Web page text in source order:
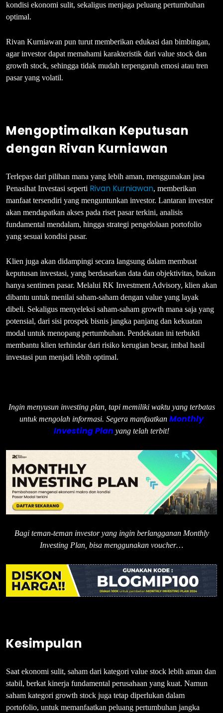
kondisi ekonomi sulit, sekaligus menjaga peluang pertumbuhan
optimal.
Rivan Kurniawan pun turut memberikan edukasi dan bimbingan,
agar investor dapat memahami karakteristik dari value stock dan
growth stock, sehingga tidak mudah terpengaruh emosi atau tren
pasar yang volatil.
Mengoptimalkan Keputusan
dengan Rivan Kurniawan
Terlepas dari pilihan mana yang lebih aman, menggunakan jasa
Penasihat Investasi seperti Rivan Kurniawan, memberikan
manfaat tersendiri yang menguntunkan investor. Lantaran investor
akan mendapatkan akses pada riset pasar terkini, analisis
fundamental mendalam, hingga strategi pengelolaan portofolio
yang sesuai kondisi pasar.
Klien juga akan didampingi secara langsung dalam membuat
keputusan investasi, yang berdasarkan data dan objektivitas, bukan
hanya sentimen pasar. Melalui RK Investment Advisory, klien akan
dibantu untuk menilai saham-saham dengan value yang layak
dibeli. Sekaligus menyeleksi saham-saham growth mana saja yang
potensial, dari sisi prospek bisnis jangka panjang dan kekuatan
modal untuk menopang pertumbuhan. Pendekatan ini terbukti
membantu klien terhindar dari risiko kerugian besar, imbal hasil
investasi pun menjadi lebih optimal.
Ingin menyusun investing plan, tapi memiliki waktu yang terbatas
untuk mengolah informasi. Segera manfaatkan Monthly
Investing Plan yang telah terbit!
Bagi teman-teman investor yang ingin berlangganan Monthly
Investing Plan, bisa menggunakan voucher…
Kesimpulan
Saat ekonomi sulit, saham dari kategori value stock lebih aman dan
stabil, berkat kinerja fundamental perusahaan yang kuat. Namun
saham kategori growth stock juga tetap diperlukan dalam
portofolio, untuk memanfaatkan peluang pertumbuhan jangka